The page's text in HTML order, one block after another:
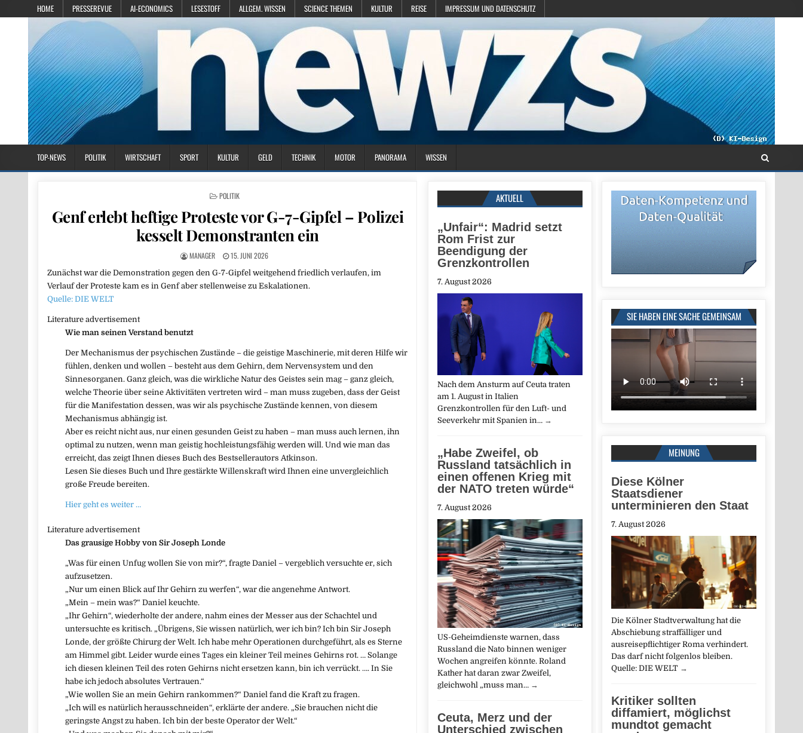
HOME PRESSEREVUE AI-ECONOMICS LESESTOFF ALLGEM. WISSEN SCIENCE THEMEN KULTUR REISE IMPRESSUM UND DATENSCHUTZ
TOP-NEWS POLITIK WIRTSCHAFT SPORT KULTUR GELD TECHNIK MOTOR PANORAMA WISSEN
POSTED IN
POLITIK
Genf erlebt heftige Proteste vor G-7-Gipfel – Polizei
kesselt Demonstranten ein
MANAGER 15. JUNI 2026
Zunächst war die Demonstration gegen den G-7-Gipfel weitgehend friedlich verlaufen, im
Verlauf der Proteste kam es in Genf aber stellenweise zu Eskalationen.
Quelle: DIE WELT
Literature advertisement
Wie man seinen Verstand benutzt
Der Mechanismus der psychischen Zustände – die geistige Maschinerie, mit deren Hilfe wir
fühlen, denken und wollen – besteht aus dem Gehirn, dem Nervensystem und den
Sinnesorganen. Ganz gleich, was die wirkliche Natur des Geistes sein mag – ganz gleich,
welche Theorie über seine Aktivitäten vertreten wird – man muss zugeben, dass der Geist
für die Manifestation dessen, was wir als psychische Zustände kennen, von diesem
Mechanismus abhängig ist.
Aber es reicht nicht aus, nur einen gesunden Geist zu haben – man muss auch lernen, ihn
optimal zu nutzen, wenn man geistig hochleistungsfähig werden will. Und wie man das
erreicht, das zeigt Ihnen dieses Buch des Bestsellerautors Atkinson.
Lesen Sie dieses Buch und Ihre gestärkte Willenskraft wird Ihnen eine unvergleichlich
große Freude bereiten.
Hier geht es weiter …
Literature advertisement
Das grausige Hobby von Sir Joseph Londe
„Was für einen Unfug wollen Sie von mir?“, fragte Daniel – vergeblich versuchte er, sich
aufzusetzen.
„Nur um einen Blick auf Ihr Gehirn zu werfen“, war die angenehme Antwort.
„Mein – mein was?“ Daniel keuchte.
„Ihr Gehirn“, wiederholte der andere, nahm eines der Messer aus der Schachtel und
untersuchte es kritisch. „Übrigens, Sie wissen natürlich, wer ich bin? Ich bin Sir Joseph
Londe, der größte Chirurg der Welt. Ich habe mehr Operationen durchgeführt, als es Sterne
am Himmel gibt. Leider wurde eines Tages ein kleiner Teil meines Gehirns rot. … Solange
ich diesen kleinen Teil des roten Gehirns nicht ersetzen kann, bin ich verrückt. …. In Sie
habe ich jedoch absolutes Vertrauen.“
„Wie wollen Sie an mein Gehirn rankommen?“ Daniel fand die Kraft zu fragen.
„Ich will es natürlich herausschneiden“, erklärte der andere. „Sie brauchen nicht die
geringste Angst zu haben. Ich bin der beste Operator der Welt.“
SIE HABEN EINE SACHE GEMEINSAM
MEINUNG
Diese Kölner
Staatsdiener
unterminieren den Staat
7. August 2026
Die Kölner Stadtverwaltung hat die
Abschiebung straffälliger und
ausreisepflichtiger Roma verhindert.
Das darf nicht folgenlos bleiben.
Quelle: DIE WELT →
Kritiker sollten
diffamiert, möglichst
mundtot gemacht
AKTUELL
„Unfair“: Madrid setzt
Rom Frist zur
Beendigung der
Grenzkontrollen
7. August 2026
Nach dem Ansturm auf Ceuta traten
am 1. August in Italien
Grenzkontrollen für den Luft- und
Seeverkehr mit Spanien in… →
„Habe Zweifel, ob
Russland tatsächlich in
einen offenen Krieg mit
der NATO treten würde“
7. August 2026
US-Geheimdienste warnen, dass
Russland die Nato binnen weniger
Wochen angreifen könnte. Roland
Kather hat daran zwar Zweifel,
gleichwohl „muss man… →
Ceuta, Merz und der
Unterschied zwischen